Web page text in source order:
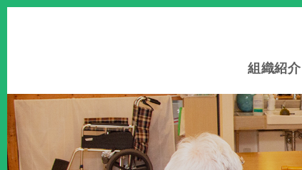
このページの本文へ
組織紹介